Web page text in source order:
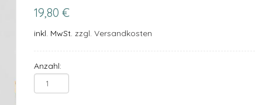
19,80 €
inkl. MwSt. zzgl. Versandkosten
Anzahl: